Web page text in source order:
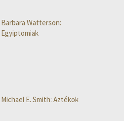
Barbara Watterson:
Egyiptomiak
Michael E. Smith: Aztékok